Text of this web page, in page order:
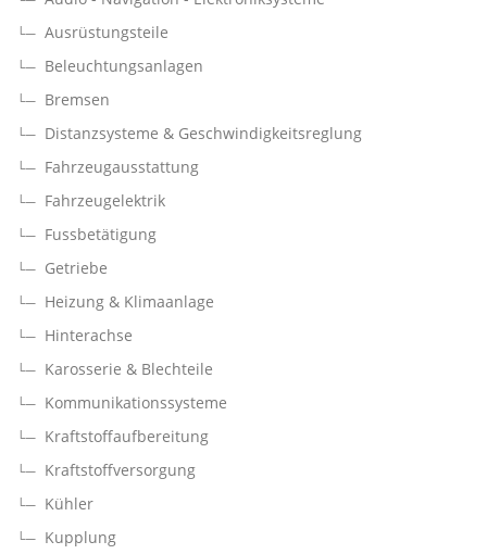
Ausrüstungsteile
Beleuchtungsanlagen
Bremsen
Distanzsysteme & Geschwindigkeitsreglung
Fahrzeugausstattung
Fahrzeugelektrik
Fussbetätigung
Getriebe
Heizung & Klimaanlage
Hinterachse
Karosserie & Blechteile
Kommunikationssysteme
Kraftstoffaufbereitung
Kraftstoffversorgung
Kühler
Kupplung